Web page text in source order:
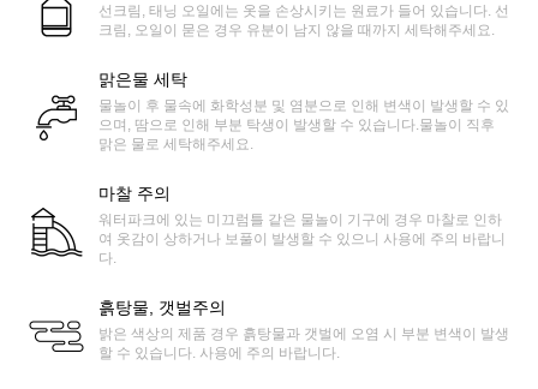
선크림, 태닝 오일에는 옷을 손상시키는 원료가 들어 있습니다. 선
크림, 오일이 묻은 경우 유분이 남지 않을 때까지 세탁해주세요.
맑은물 세탁
물놀이 후 물속에 화학성분 및 염분으로 인해 변색이 발생할 수 있
으며, 땀으로 인해 부분 탁생이 발생할 수 있습니다.물놀이 직후
맑은 물로 세탁해주세요.
마찰 주의
워터파크에 있는 미끄럼틀 같은 물놀이 기구에 경우 마찰로 인하
여 옷감이 상하거나 보풀이 발생할 수 있으니 사용에 주의 바랍니
다.
흙탕물, 갯벌주의
밝은 색상의 제품 경우 흙탕물과 갯벌에 오염 시 부분 변색이 발생
할 수 있습니다. 사용에 주의 바랍니다.